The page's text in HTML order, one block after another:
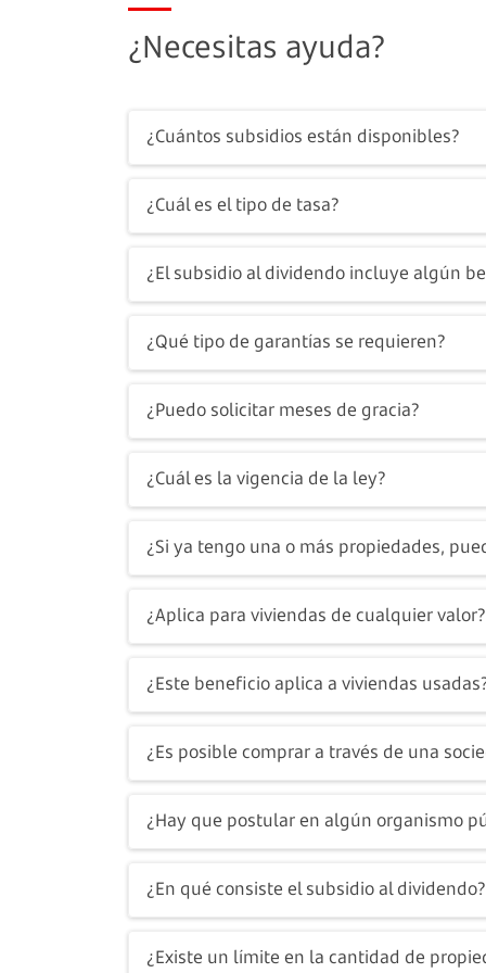
¿Necesitas ayuda?
¿Cuántos subsidios están disponibles?
La ley contempla un total de 50.000
¿Cuál es el tipo de tasa?
La tasa de interés es fija durante todo el
¿El subsidio al dividendo incluye algún
Sí, el subsidio incluye una garantía
¿Qué tipo de garantías se requieren?
Las viviendas adquiridas con la Garantía
¿Puedo solicitar meses de gracia?
No, no es posible solicitar meses de gracia.
¿Cuál es la vigencia de la ley?
La ley tiene una vigencia de 24 meses,
¿Si ya tengo una o más propiedades,
Sí, siempre que cumplas con los criterios
¿Aplica para viviendas de cualquier valor?
No, el subsidio es solo para viviendas
¿Este beneficio aplica a viviendas
No, el subsidio solo es aplicable a
¿Es posible comprar a través de una
No, sólo las personas naturales pueden
¿Hay que postular en algún organismo
No, el trámite se realiza directamente con
¿En qué consiste el subsidio al dividendo?
Es un subsidio directo que reduce la tasa
¿Existe un límite en la cantidad de